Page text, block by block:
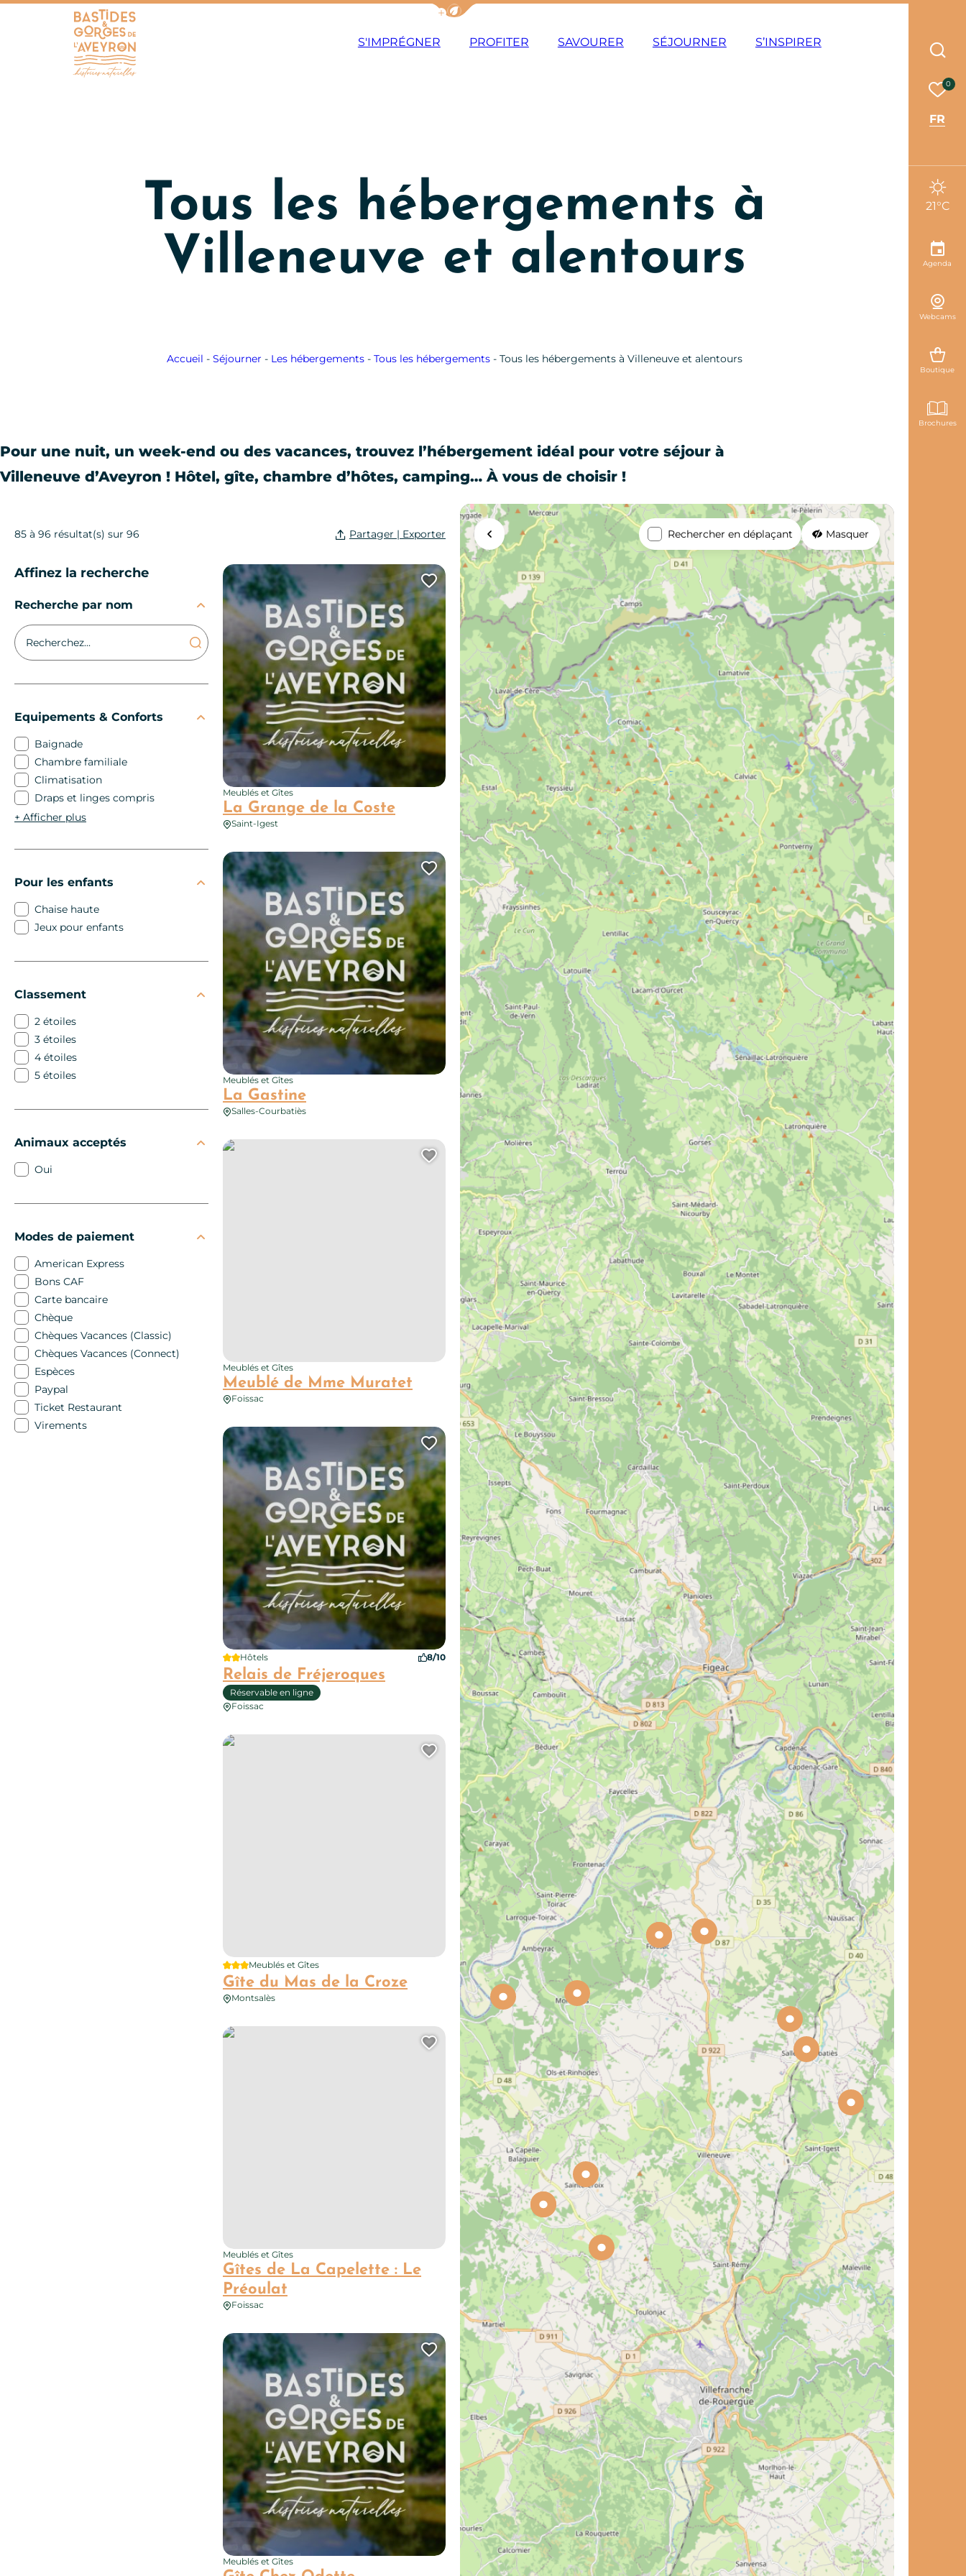
Afficher la barre de navigation du mode éco
S'IMPRÉGNER PROFITER SAVOURER SÉJOURNER S’INSPIRER
Tous les hébergements à
Villeneuve et alentours
Accueil - Séjourner - Les hébergements- Tous les hébergements- Tous les hébergements à Villeneuve et alentours
0
FR
21°C
Agenda
Webcams
Boutique
Brochures
Pour une nuit, un week-end ou des vacances, trouvez l’hébergement idéal pour votre séjour à
Villeneuve d’Aveyron ! Hôtel, gîte, chambre d’hôtes, camping… À vous de choisir !
85 à 96 résultat(s) sur 96 Partager | Exporter
Affinez la recherche
Recherche par nom
Equipements & Conforts
Baignade
Chambre familiale
Climatisation
Draps et linges compris
+ Afficher plus
Pour les enfants
Chaise haute
Jeux pour enfants
Classement
2 étoiles
3 étoiles
4 étoiles
5 étoiles
Animaux acceptés
Oui
Modes de paiement
American Express
Bons CAF
Carte bancaire
Chèque
Chèques Vacances (Classic)
Chèques Vacances (Connect)
Espèces
Paypal
Ticket Restaurant
Virements
Meublés et Gîtes
La Grange de la Coste
Saint-Igest
La Grange de la Coste
Ajouter cette page au carnet de voyage ?
Meublés et Gîtes
La Gastine
Salles-Courbatiès
La Gastine
Ajouter cette page au carnet de voyage ?
Meublés et Gîtes
Meublé de Mme Muratet
Foissac
Meublé de Mme Muratet
Ajouter cette page au carnet de voyage ?
2 étoiles
Hôtels 8/10
Relais de Fréjeroques
Réservable en ligne
Foissac
Relais de Fréjeroques
Ajouter cette page au carnet de voyage ?
3 étoilesMeublés et Gîtes
Gîte du Mas de la Croze
Montsalès
Gîte du Mas de la Croze
Ajouter cette page au carnet de voyage ?
Meublés et Gîtes
Gîtes de La Capelette : Le
Préoulat
Foissac
Gîtes de La Capelette : Le Préoulat
Ajouter cette page au carnet de voyage ?
Meublés et Gîtes
Gîte Chez Odette
Ajouter cette page au carnet de voyage ?
Agrandir la carte Rechercher en déplaçant Masquer